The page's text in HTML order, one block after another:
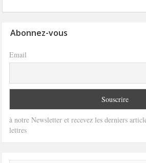
Abonnez-vous
Email
à notre Newsletter et recevez les derniers
lettres